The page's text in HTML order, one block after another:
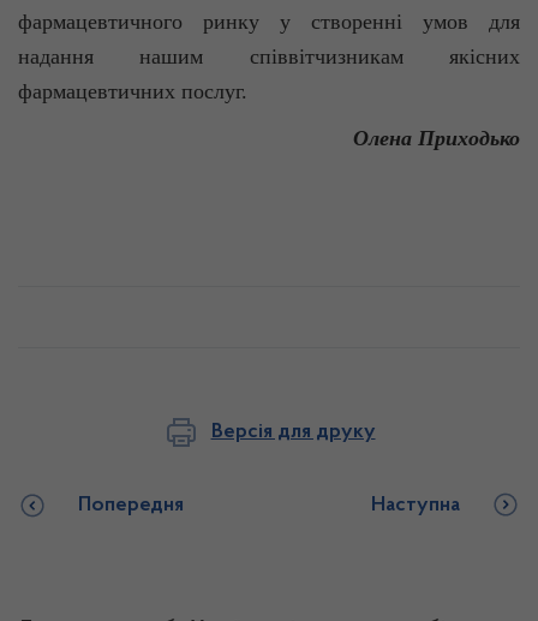
фармацевтичного ринку у створенні умов для
надання нашим співвітчизникам якісних
фармацевтичних послуг.
Олена Приходько
Версія для друку
Попередня Наступна